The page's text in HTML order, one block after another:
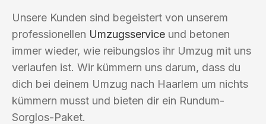
Unsere Kunden sind begeistert von unserem
professionellen Umzugsservice und betonen
immer wieder, wie reibungslos ihr Umzug mit uns
verlaufen ist. Wir kümmern uns darum, dass du
dich bei deinem Umzug nach Haarlem um nichts
kümmern musst und bieten dir ein Rundum-
Sorglos-Paket.